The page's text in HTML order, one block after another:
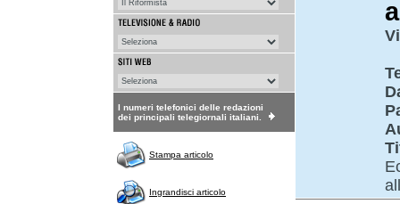
I numeri telefonici delle redazioni
dei principali telegiornali italiani.
Stampa articolo
Ingrandisci articolo